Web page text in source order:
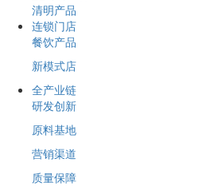
清明产品
连锁门店
餐饮产品
新模式店
全产业链
研发创新
原料基地
营销渠道
质量保障